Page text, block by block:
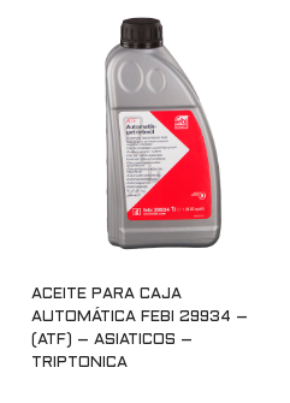
ACEITE PARA CAJA
AUTOMÁTICA FEBI 29934 –
(ATF) – ASIATICOS –
TRIPTONICA